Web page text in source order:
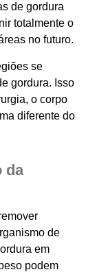
de gordura
totalmente o
no futuro.
se
gordura. Isso
o corpo
diferente do
da
de
em
podem